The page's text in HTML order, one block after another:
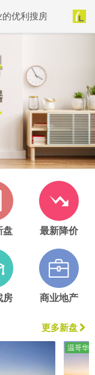
优利搜房
盘 最新降价
房 商业地产
更多新盘
温哥华